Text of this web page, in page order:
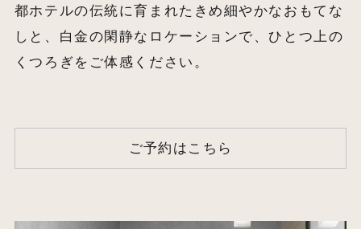
都ホテルの伝統に育まれたきめ細やかなおもてな
しと、白金の閑静なロケーションで、ひとつ上の
くつろぎをご体感ください。
ご予約はこちら